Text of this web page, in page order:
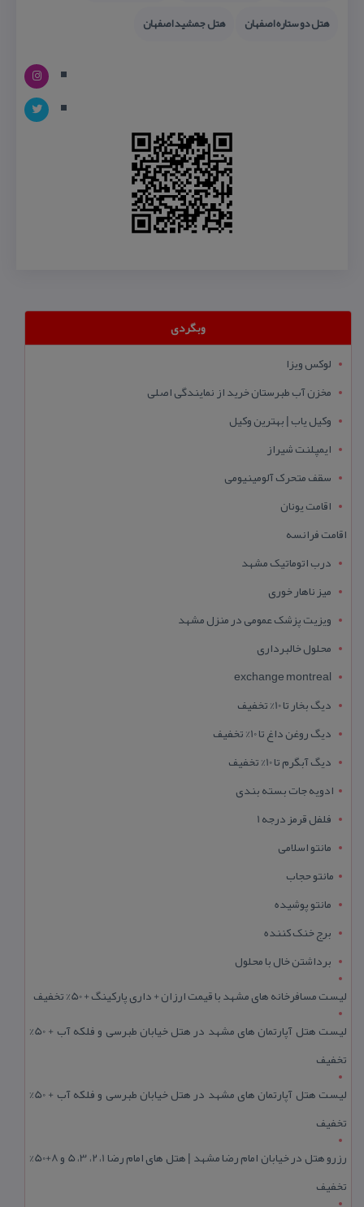
هتل دو ستاره اصفهان
هتل جمشید اصفهان
وبگردی
لوکس ویزا
مخزن آب طبرستان خرید از نمایندگی اصلی
وکیل یاب | بهترین وکیل
ایمپلنت شیراز
سقف متحرک آلومینیومی
اقامت یونان
اقامت فرانسه
درب اتوماتیک مشهد
میز ناهار خوری
ویزیت پزشک عمومی در منزل مشهد
محلول خالبرداری
exchange montreal
دیگ بخار تا 10% تخفیف
دیگ روغن داغ تا 10% تخفیف
دیگ آبگرم تا 10% تخفیف
ادویه جات بسته بندی
فلفل قرمز درجه 1
مانتو اسلامی
مانتو حجاب
مانتو پوشیده
برج خنک کننده
برداشتن خال با محلول
لیست مسافرخانه های مشهد با قیمت ارزان + داری پارکینگ + 50% تخفیف
لیست هتل آپارتمان های مشهد در هتل خیابان طبرسی و فلکه آب + 50%
تخفیف
لیست هتل آپارتمان های مشهد در هتل خیابان طبرسی و فلکه آب + 50%
تخفیف
رزرو هتل در خیابان امام رضا مشهد | هتل‌ های امام رضا 1، 2، 3، 5 و 8+50%
تخفیف